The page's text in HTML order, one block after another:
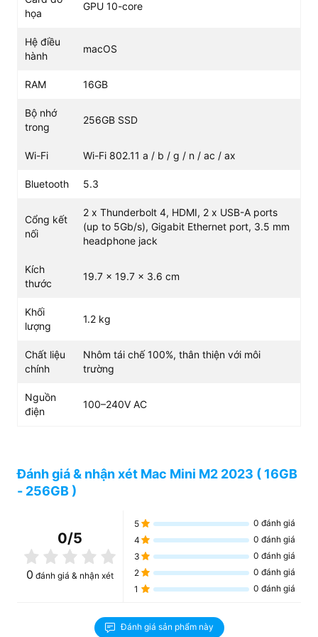
Kích thước nhỏ gọn
tinh tế, hiện đại, màu sắc sang trọng và cực kỳ mỏng nhẹ
lượng chỉ khoảng 1.18kg dễ dàng mang đi đến bất cứ đâu
để lắp đặt và làm việc thuận lợi.
quyền, với hàng triệu màu sắc khác nhau trên một khung
hình, mang đến những hình ảnh, những thước phim chân
mang lại cũng cực kỳ ấn tượng,
người dùng sẽ có những trải nghiệm tuyệt vời khi sở hữu
thiết bị này
họa
GPU 10-core
Hệ điều
hành
macOS
RAM 16GB
Bộ nhớ
trong
256GB SSD
Wi-Fi Wi-Fi 802.11 a / b / g / n / ac / ax
Bluetooth 5.3
Cổng kết
nối
2 x Thunderbolt 4, HDMI, 2 x USB-A ports
(up to 5Gb/s), Gigabit Ethernet port, 3.5 mm
headphone jack
Kích
thước
19.7 x 19.7 x 3.6 cm
Khối
lượng
1.2 kg
Chất liệu
chính
Nhôm tái chế 100%, thân thiện với môi
trường
Nguồn
điện
100–240V AC
Đánh giá & nhận xét Mac Mini M2 2023 ( 16GB
- 256GB )
0/5
0 đánh giá & nhận xét
5 0 đánh giá
4
0 đánh giá
3
0 đánh giá
2
0 đánh giá
1
0 đánh giá
Đánh giá sản phẩm này